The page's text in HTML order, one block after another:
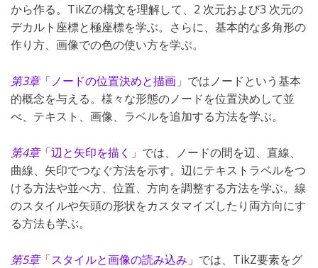
から作る。TikZの構文を理解して、2 次元および3 次元の
デカルト座標と極座標を学ぶ。さらに、基本的な多角形の
作り方、画像での色の使い方を学ぶ。
第3章「ノードの位置決めと描画」 ではノードという基本
的概念を与える。様々な形態のノードを位置決めして並
べ、テキスト、画像、ラベルを追加する方法を学ぶ。
第4章「辺と矢印を描く」 では、ノードの間を辺、直線、
曲線、矢印でつなぐ方法を示す。辺にテキストラベルをつ
ける方法や並べ方、位置、方向を調整する方法を学ぶ。線
のスタイルや矢頭の形状をカスタマイズしたり両方向にす
る方法も学ぶ。
第5章「スタイルと画像の読み込み」 では、TikZ要素をグ